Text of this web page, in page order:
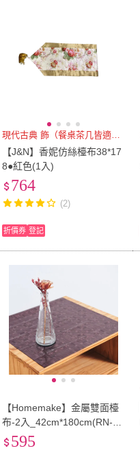
現代古典 飾（餐桌茶几皆適用）
【J&N】香妮仿絲檯布38*17
8●紅色(1入)
764
(2)
折價券 登記
【Homemake】金屬雙面檯
布-2入_42cm*180cm(RN-T
C218-A041-C)
595